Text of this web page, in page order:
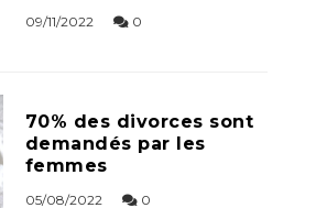
09/11/2022 0
70% des divorces sont
demandés par les
femmes
05/08/2022 0